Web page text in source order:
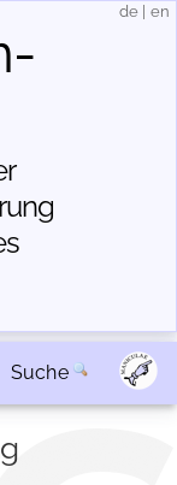
de en
Suche